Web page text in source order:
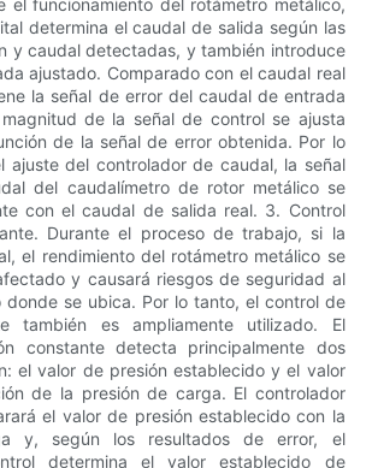
el funcionamiento del rotámetro metálico,
determina el caudal de salida según las
y caudal detectadas, y también introduce
ajustado. Comparado con el caudal real
la señal de error del caudal de entrada
de la señal de control se ajusta
de la señal de error obtenida. Por lo
ajuste del controlador de caudal, la señal
del caudalímetro de rotor metálico se
con el caudal de salida real. 3. Control
Durante el proceso de trabajo, si la
el rendimiento del rotámetro metálico se
y causará riesgos de seguridad al
donde se ubica. Por lo tanto, el control de
también es ampliamente utilizado. El
constante detecta principalmente dos
el valor de presión establecido y el valor
de la presión de carga. El controlador
el valor de presión establecido con la
y, según los resultados de error, el
determina el valor establecido de